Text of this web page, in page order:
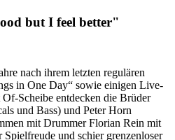
but I feel better"
nach ihrem letzten regulären
in One Day“ sowie einigen Live-
Scheibe entdecken die Brüder
und Bass) und Peter Horn
mit Drummer Florian Rein mit
Spielfreude und schier grenzenloser